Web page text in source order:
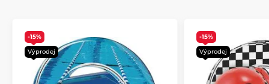
-15%
Výprodej
-15%
Výprodej